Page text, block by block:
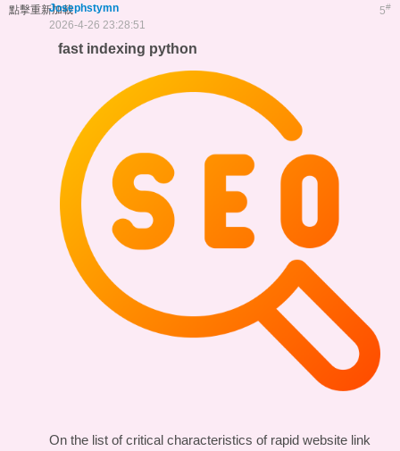
點擊重新加載 5#
Josephstymn
2026-4-26 23:28:51
fast indexing python
On the list of critical characteristics of rapid website link